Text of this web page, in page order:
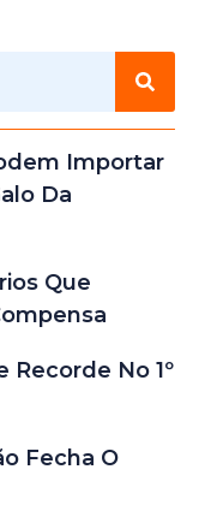
Importar
Da
Que
Recorde No 1º
Fecha O